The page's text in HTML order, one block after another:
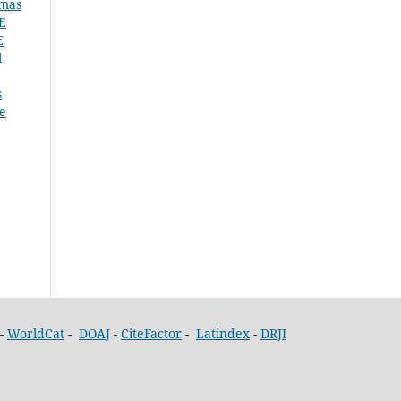
- WorldCat - DOAJ - CiteFactor - Latindex - DRJI